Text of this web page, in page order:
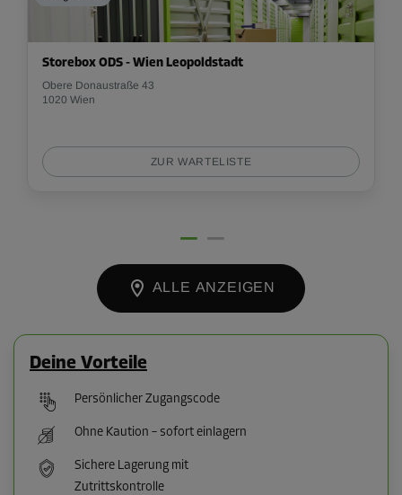
Storebox ODS - Wien Leopoldstadt
Obere Donaustraße 43
1020 Wien
ZUR WARTELISTE
ALLE ANZEIGEN
Deine Vorteile
Persönlicher Zugangscode
Ohne Kaution – sofort einlagern
Sichere Lagerung mit
Zutrittskontrolle